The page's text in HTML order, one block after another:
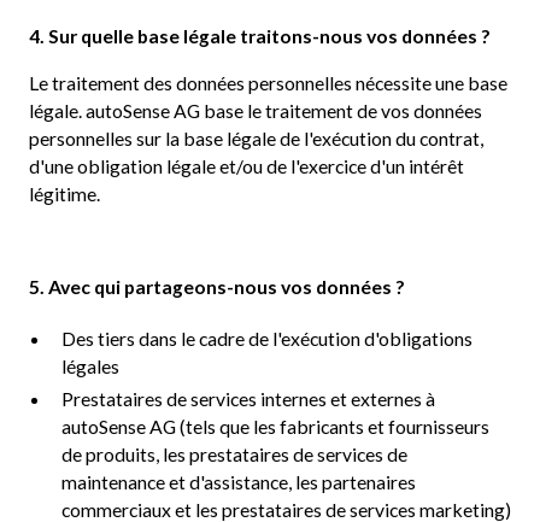
4. Sur quelle base légale traitons-nous vos données ?
Le traitement des données personnelles nécessite une base
légale. autoSense AG base le traitement de vos données
personnelles sur la base légale de l'exécution du contrat,
d'une obligation légale et/ou de l'exercice d'un intérêt
légitime.
5. Avec qui partageons-nous vos données ?
Des tiers dans le cadre de l'exécution d'obligations
légales
Prestataires de services internes et externes à
autoSense AG (tels que les fabricants et fournisseurs
de produits, les prestataires de services de
maintenance et d'assistance, les partenaires
commerciaux et les prestataires de services marketing)